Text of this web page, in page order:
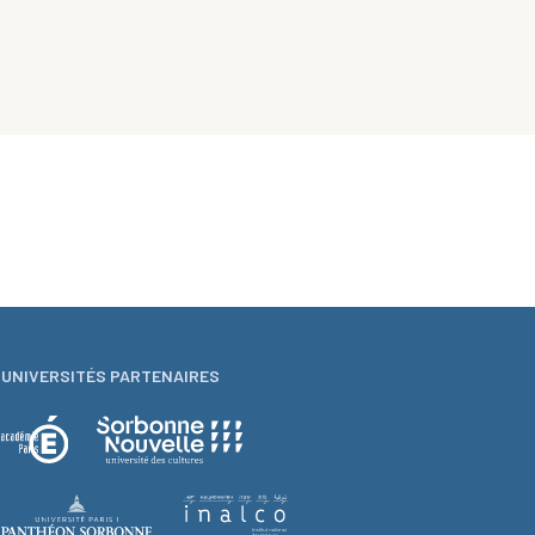
UNIVERSITÉS PARTENAIRES